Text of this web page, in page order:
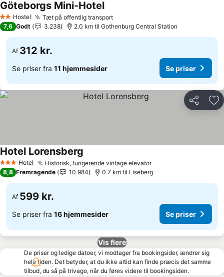
2 Stjerner
Hostel Tæt på offentlig transport
Göteborgs Mini-Hotel
7,6 Godt 3.238 2.0 km til Gothenburg Central Station
Af 312 kr.
Se priser fra 11 hjemmesider Se priser
Del
3 StjernerHotel Historisk, fungerende vintage elevator
Hotel Lorensberg
8,8 Fremragende 10.984 0.7 km til Liseberg
Af 599 kr.
Se priser fra 16 hjemmesider Se priser
Vis flere
De priser og ledige datoer, vi modtager fra bookingsider, ændrer sig
hele tiden. Det betyder, at du ikke altid kan finde præcis det samme
tilbud, du så på trivago, når du føres videre til bookingsiden.